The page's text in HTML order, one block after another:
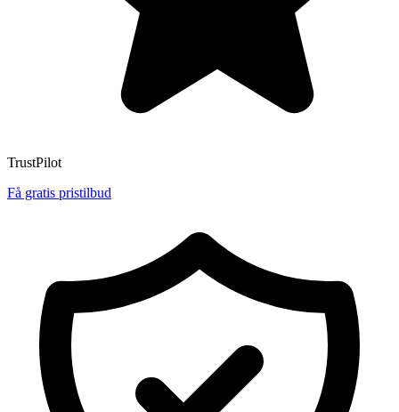
TrustPilot
Få gratis pristilbud